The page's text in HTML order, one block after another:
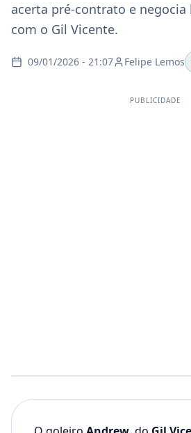
acerta pré-contrato e
com o Gil Vicente.
09/01/2026 - 21:07 Felipe Lemos
PUBLICIDADE